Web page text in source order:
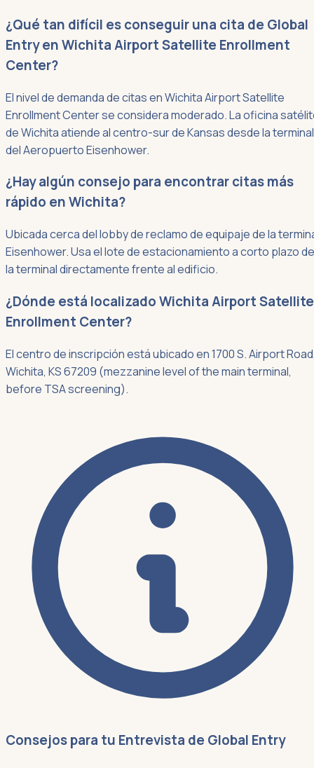
¿Qué tan difícil es conseguir una cita de Global
Entry en Wichita Airport Satellite Enrollment
Center?
El nivel de demanda de citas en Wichita Airport Satellite
Enrollment Center se considera moderado. La oficina
de Wichita atiende al centro-sur de Kansas desde la terminal
del Aeropuerto Eisenhower.
¿Hay algún consejo para encontrar citas más
rápido en Wichita?
Ubicada cerca del lobby de reclamo de equipaje de la
Eisenhower. Usa el lote de estacionamiento a corto plazo de
la terminal directamente frente al edificio.
¿Dónde está localizado Wichita Airport Satellite
Enrollment Center?
El centro de inscripción está ubicado en 1700 S. Airport
Wichita, KS 67209 (mezzanine level of the main terminal,
before TSA screening).
Consejos para tu Entrevista de Global Entry